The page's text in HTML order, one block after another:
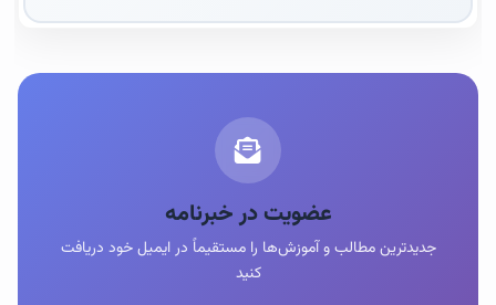
عضویت در خبرنامه
جدیدترین مطالب و آموزش‌ها را مستقیماً در ایمیل خود دریافت
کنید